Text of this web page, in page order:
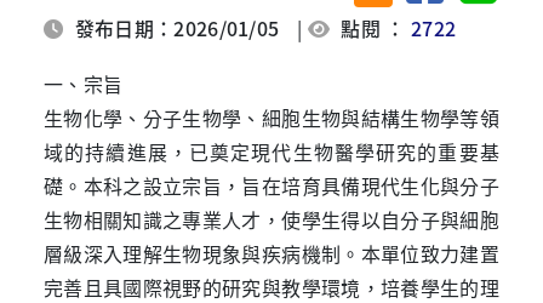
發布日期：2026/01/05 | 點閱 ：2722
一、宗旨
生物化學、分子生物學、細胞生物與結構生物學等領
域的持續進展，已奠定現代生物醫學研究的重要基
礎。本科之設立宗旨，旨在培育具備現代生化與分子
生物相關知識之專業人才，使學生得以自分子與細胞
層級深入理解生物現象與疾病機制。本單位致力建置
完善且具國際視野的研究與教學環境，培養學生的理